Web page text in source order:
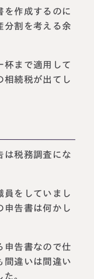
を作成するのに
分割を考える余
杯まで適用して
相続税が出てし
は税務調査にな
員をしていまし
申告書は何かし
申告書なので仕
間違いは間違い
。